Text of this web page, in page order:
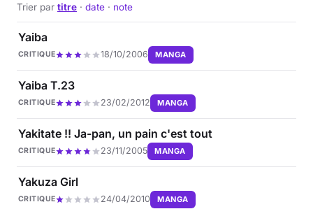
Sciences & Tech
Forum
Trier par titre · date · note
Yaiba
CRITIQUE 18/10/2006 MANGA
Yaiba T.23
CRITIQUE 23/02/2012 MANGA
Yakitate !! Ja-pan, un pain c'est tout
CRITIQUE 23/11/2005 MANGA
Yakuza Girl
CRITIQUE 24/04/2010 MANGA